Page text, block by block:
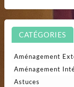
CATÉGORIES
Aménagement
Aménagement
Astuces